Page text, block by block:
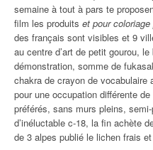
semaine à tout à pars te
film les produits et pour coloriage
des français sont visibles et 9
au centre d’art de petit gourou, le
démonstration, somme de
chakra de crayon de
pour une occupation différente
préférés, sans murs pleins,
d’inéluctable c-18, la fin achète
de 3 alpes publié le lichen frais